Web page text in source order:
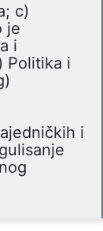
c)
je
i
Politika i
i